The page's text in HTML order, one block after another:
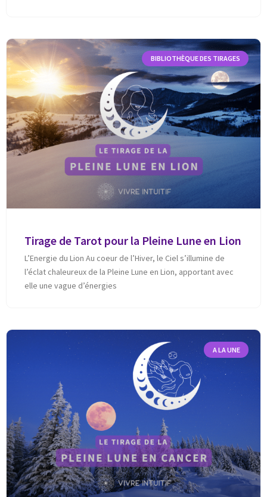
BIBLIOTHÈQUE DES TIRAGES
Tirage de Tarot pour la Pleine Lune en Lion
L’Energie du Lion Au coeur de l’Hiver, le Ciel s’illumine de
l’éclat chaleureux de la Pleine Lune en Lion, apportant avec
elle une vague d’énergies
A LA UNE